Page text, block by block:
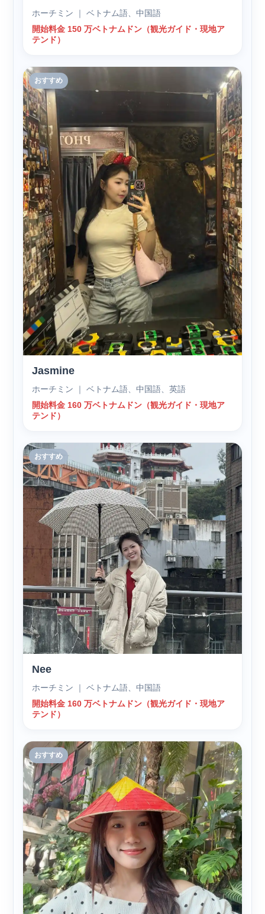
ホーチミン ｜ ベトナム語、中国語
開始料金 150 万ベトナムドン（観光ガイド・現地ア
テンド）
おすすめ
Jasmine
ホーチミン ｜ ベトナム語、中国語、英語
開始料金 160 万ベトナムドン（観光ガイド・現地ア
テンド）
おすすめ
Nee
ホーチミン ｜ ベトナム語、中国語
開始料金 160 万ベトナムドン（観光ガイド・現地ア
テンド）
おすすめ